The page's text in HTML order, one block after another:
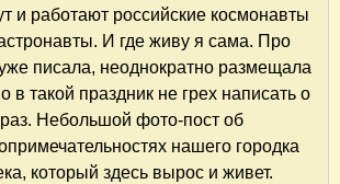
и работают российские космонавты
И где живу я сама. Про
писала, неоднократно размещала
такой праздник не грех написать о
Небольшой фото-пост об
нашего городка
который здесь вырос и живет.